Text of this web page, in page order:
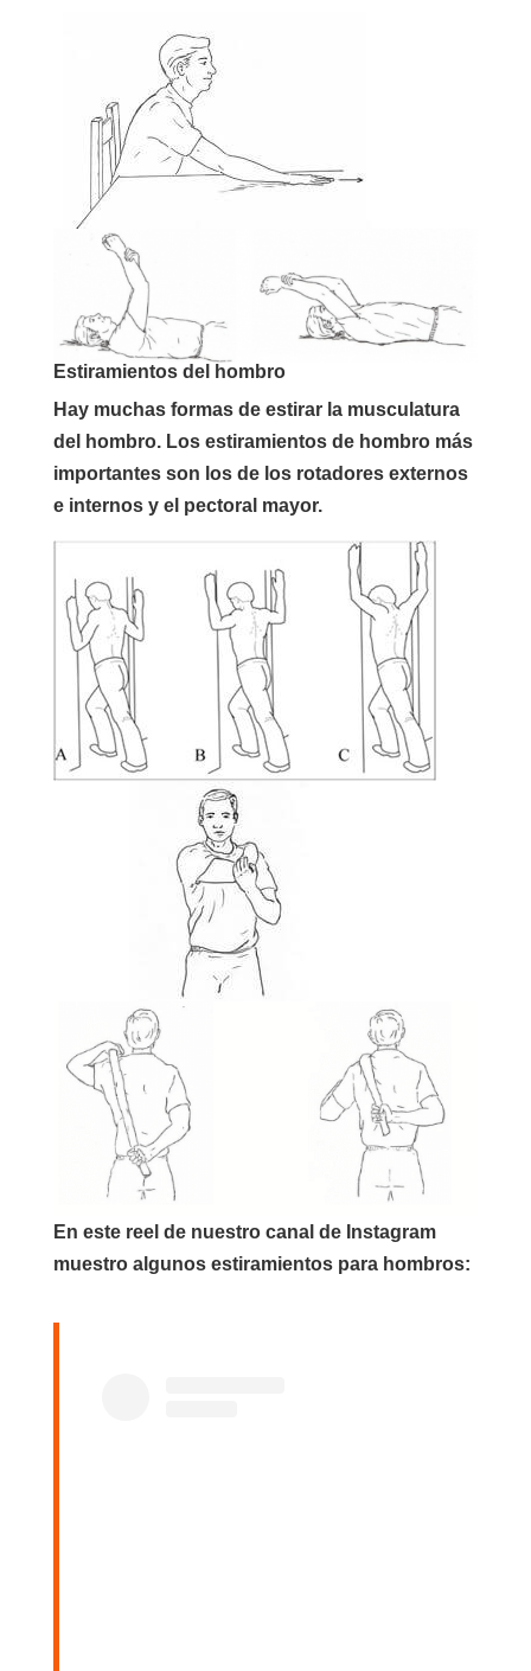
Estiramientos del hombro
Hay muchas formas de estirar la musculatura
del hombro. Los estiramientos de hombro más
importantes son los de los rotadores externos
e internos y el pectoral mayor.
En este reel de nuestro canal de Instagram
muestro algunos estiramientos para hombros: